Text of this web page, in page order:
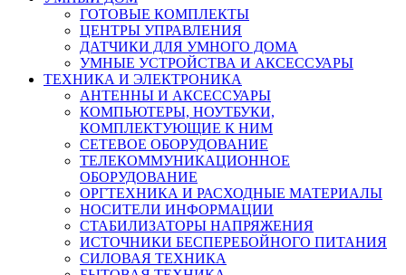
ГОТОВЫЕ КОМПЛЕКТЫ
ЦЕНТРЫ УПРАВЛЕНИЯ
ДАТЧИКИ ДЛЯ УМНОГО ДОМА
УМНЫЕ УСТРОЙСТВА И АКСЕССУАРЫ
ТЕХНИКА И ЭЛЕКТРОНИКА
АНТЕННЫ И АКСЕССУАРЫ
КОМПЬЮТЕРЫ, НОУТБУКИ,
КОМПЛЕКТУЮЩИЕ К НИМ
СЕТЕВОЕ ОБОРУДОВАНИЕ
ТЕЛЕКОММУНИКАЦИОННОЕ
ОБОРУДОВАНИЕ
ОРГТЕХНИКА И РАСХОДНЫЕ МАТЕРИАЛЫ
НОСИТЕЛИ ИНФОРМАЦИИ
СТАБИЛИЗАТОРЫ НАПРЯЖЕНИЯ
ИСТОЧНИКИ БЕСПЕРЕБОЙНОГО ПИТАНИЯ
СИЛОВАЯ ТЕХНИКА